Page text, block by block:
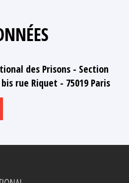
des Prisons - Section
rue Riquet - 75019 Paris